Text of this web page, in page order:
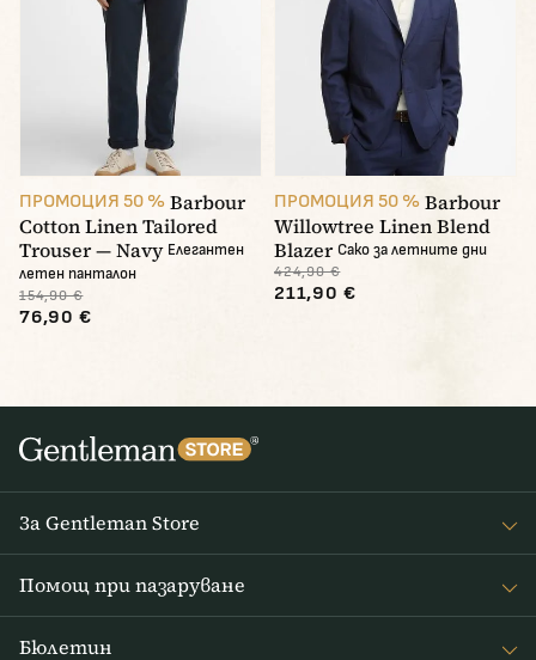
ПРОМОЦИЯ 50 % Barbour
Cotton Linen Tailored
Trouser — Navy Елегантен
летен панталон
154,90 €
76,90 €
ПРОМОЦИЯ 50 % Barbour
Willowtree Linen Blend
Blazer Сако за летните дни
424,90 €
211,90 €
За Gentleman Store
Помощ при пазаруване
Бюлетин